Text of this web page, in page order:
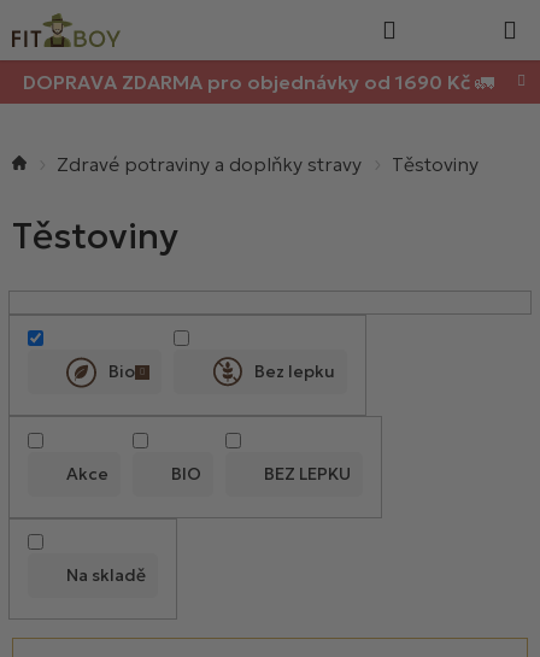
na
obsah
DOPRAVA ZDARMA pro objednávky od 1690 Kč 🚛
košík
Zdravé potraviny a doplňky stravy Těstoviny
Těstoviny
Na skladě
Akce BIO BEZ LEPKU
Bio Bez lepku
V
i
o
d
k